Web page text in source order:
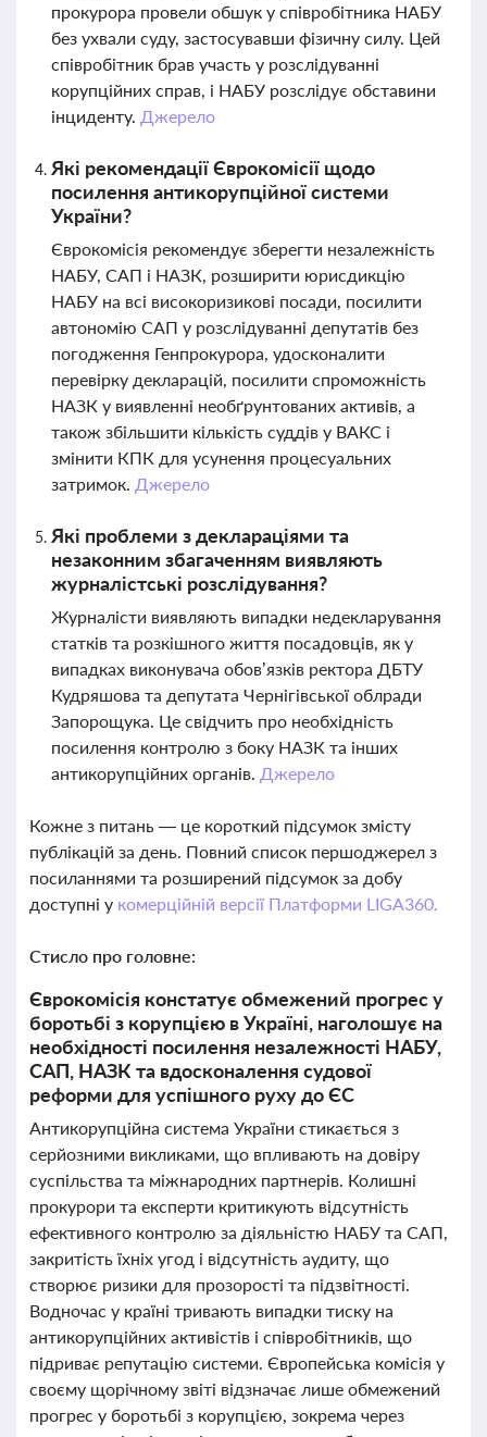
прокурора провели обшук у співробітника НАБУ
без ухвали суду, застосувавши фізичну силу. Цей
співробітник брав участь у розслідуванні
корупційних справ, і НАБУ розслідує обставини
інциденту. Джерело
Які рекомендації Єврокомісії щодо
посилення антикорупційної системи
України?
Єврокомісія рекомендує зберегти незалежність
НАБУ, САП і НАЗК, розширити юрисдикцію
НАБУ на всі високоризикові посади, посилити
автономію САП у розслідуванні депутатів без
погодження Генпрокурора, удосконалити
перевірку декларацій, посилити спроможність
НАЗК у виявленні необґрунтованих активів, а
також збільшити кількість суддів у ВАКС і
змінити КПК для усунення процесуальних
затримок. Джерело
Які проблеми з деклараціями та
незаконним збагаченням виявляють
журналістські розслідування?
Журналісти виявляють випадки недекларування
статків та розкішного життя посадовців, як у
випадках виконувача обов’язків ректора ДБТУ
Кудряшова та депутата Чернігівської облради
Запорощука. Це свідчить про необхідність
посилення контролю з боку НАЗК та інших
антикорупційних органів. Джерело
Кожне з питань — це короткий підсумок змісту
публікацій за день. Повний список першоджерел з
посиланнями та розширений підсумок за добу
доступні у комерційній версії Платформи LIGA360.
Стисло про головне:
Єврокомісія констатує обмежений прогрес у
боротьбі з корупцією в Україні, наголошує на
необхідності посилення незалежності НАБУ,
САП, НАЗК та вдосконалення судової
реформи для успішного руху до ЄС
Антикорупційна система України стикається з
серйозними викликами, що впливають на довіру
суспільства та міжнародних партнерів. Колишні
прокурори та експерти критикують відсутність
ефективного контролю за діяльністю НАБУ та САП,
закритість їхніх угод і відсутність аудиту, що
створює ризики для прозорості та підзвітності.
Водночас у країні тривають випадки тиску на
антикорупційних активістів і співробітників, що
підриває репутацію системи. Європейська комісія у
своєму щорічному звіті відзначає лише обмежений
прогрес у боротьбі з корупцією, зокрема через